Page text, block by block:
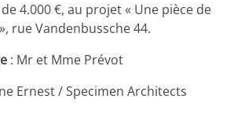
4.000 €, au projet « Une pièce de
rue Vandenbussche 44.
: Mr et Mme Prévot
Ernest / Specimen Architects